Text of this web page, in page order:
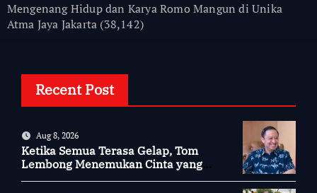
Mengenang Hidup dan Karya Romo Mangun di Unika
Atma Jaya Jakarta (38,142)
Recent Post
Aug 8, 2026
Ketika Semua Terasa Gelap, Tom
Lembong Menemukan Cinta yang